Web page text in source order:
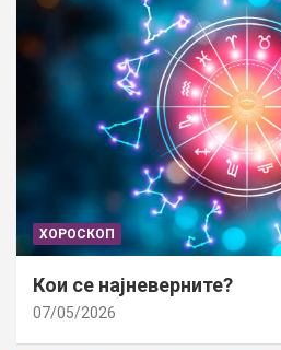
ХОРОСКОП
Кои се најневерните?
07/05/2026